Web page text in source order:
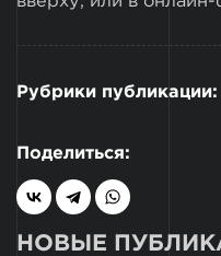
Рубрики публикации:
Поделиться:
НОВЫЕ